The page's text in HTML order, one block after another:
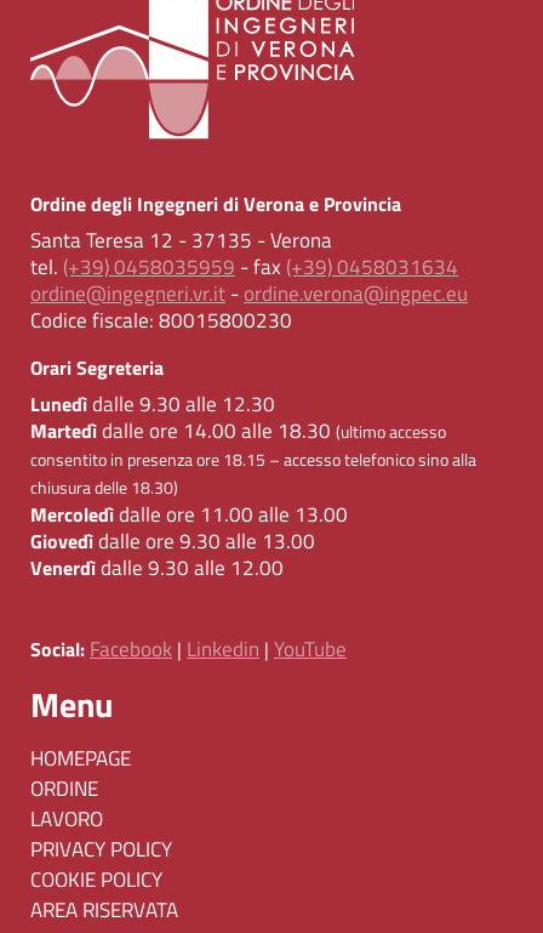
Ordine degli Ingegneri di Verona e Provincia
Santa Teresa 12 - 37135 - Verona
tel. (+39) 0458035959 - fax (+39) 0458031634
ordine@ingegneri.vr.it-ordine.verona@ingpec.eu
Codice fiscale:80015800230
Orari Segreteria
Lunedìdalle 9.30 alle 12.30
Martedìdalle ore 14.00 alle 18.30 (ultimo accesso
consentito in presenza ore 18.15 – accesso telefonico sino alla
chiusura delle 18.30)
Mercoledìdalle ore 11.00 alle 13.00
Giovedìdalle ore 9.30 alle 13.00
Venerdìdalle 9.30 alle 12.00
Social: Facebook | Linkedin | YouTube
Menu
HOMEPAGE
ORDINE
LAVORO
PRIVACY POLICY
COOKIE POLICY
AREA RISERVATA